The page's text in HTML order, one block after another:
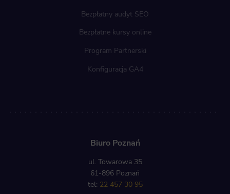
Bezpłatny audyt SEO
Bezpłatne kursy online
Program Partnerski
Konfiguracja GA4
Biuro Poznań
ul. Towarowa 35
61-896 Poznań
tel: 22 457 30 95